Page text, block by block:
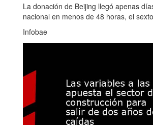
La donación de Beijing llegó apenas
nacional en menos de 48 horas, el
Infobae